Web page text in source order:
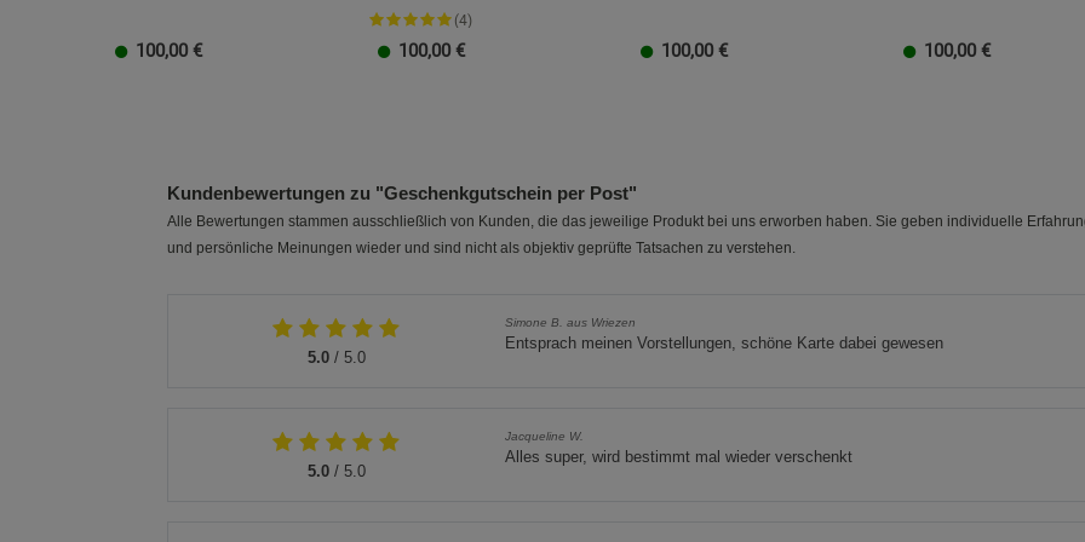
100,00 €
(4)
100,00 € 100,00 € 100,00 €
Kundenbewertungen zu "Geschenkgutschein per Post"
Alle Bewertungen stammen ausschließlich von Kunden, die das jeweilige Produkt bei uns erworben haben. Sie geben individuelle
und persönliche Meinungen wieder und sind nicht als objektiv geprüfte Tatsachen zu verstehen.
5.0/ 5.0
Simone B. aus Wriezen
Entsprach meinen Vorstellungen, schöne Karte dabei gewesen
5.0/ 5.0
Jacqueline W.
Alles super, wird bestimmt mal wieder verschenkt
Datenschutzerklärung Impressum